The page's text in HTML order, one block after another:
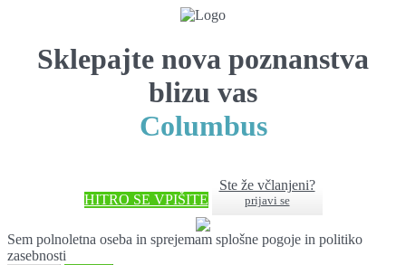
Sklepajte nova poznanstva
blizu vas
Columbus
HITRO SE VPIŠITE
Ste že včlanjeni?
prijavi se
Sem polnoletna oseba in sprejemam splošne pogoje in politiko
zasebnosti